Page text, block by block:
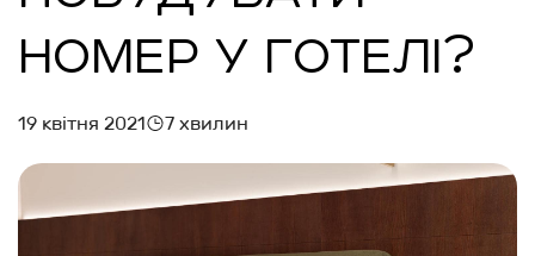
НОМЕР У ГОТЕЛІ?
19 квітня 2021 7 хвилин